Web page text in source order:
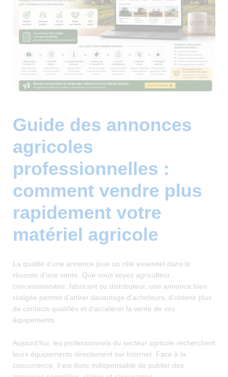
Guide des annonces
agricoles
professionnelles :
comment vendre plus
rapidement votre
matériel agricole
La qualité d’une annonce joue un rôle essentiel dans la
réussite d’une vente. Que vous soyez agriculteur,
concessionnaire, fabricant ou distributeur, une annonce bien
rédigée permet d’attirer davantage d’acheteurs, d’obtenir plus
de contacts qualifiés et d’accélérer la vente de vos
équipements.
Aujourd’hui, les professionnels du secteur agricole recherchent
leurs équipements directement sur Internet. Face à la
concurrence, il est donc indispensable de publier des